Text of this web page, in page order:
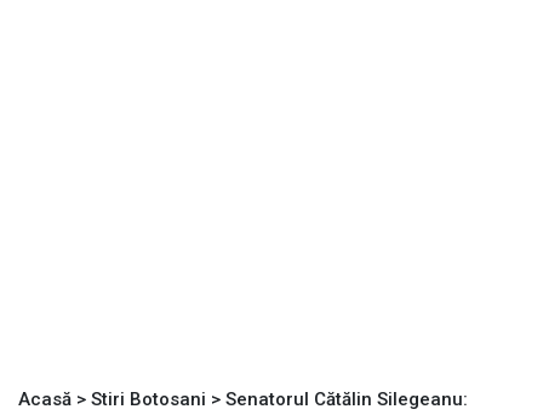
Acasă > Stiri Botosani > Senatorul Cătălin Silegeanu: